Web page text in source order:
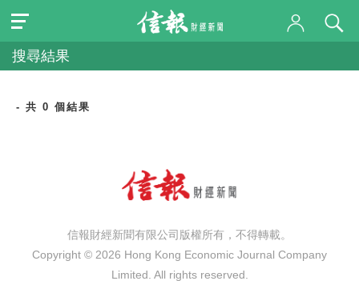
搜尋結果
- 共 0 個結果
信報財經新聞有限公司版權所有，不得轉載。
Copyright © 2026 Hong Kong Economic Journal Company
Limited. All rights reserved.